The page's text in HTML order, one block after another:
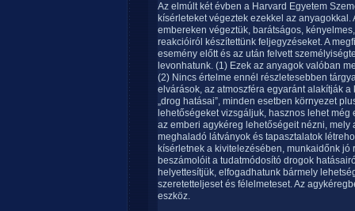
Az elmúlt két évben a Harvard Egyetem
kísérleteket végeztek ezekkel az
embereken végeztük, barátságos,
reakcióiról készítettünk feljegyzéseket. A
esemény előtt és az után felvett
levonhatunk. (1) Ezek az anyagok valóban
(2) Nincs értelme ennél részletesebben
elvárások, az atmoszféra egyaránt alakítják
„drog hatásai”, minden esetben környezet
lehetőségeket vizsgáljuk, hasznos lehet
az emberi agykéreg lehetőségeit nézni,
meghaladó látványok és tapasztalatok
kísérletnek a kivitelezésében, munkaidőnk
beszámolóit a tudatmódosító drogok
helyettesítjük, elfogadhatunk bármely
szeretetteljeset és félelmeteset. Az
eszköz.